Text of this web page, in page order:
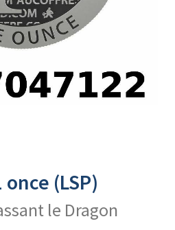
(LSP)
le Dragon